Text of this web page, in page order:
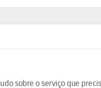
sobre o serviço que